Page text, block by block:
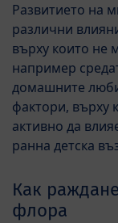
Развитието на
различни
върху които не
например
домашните
фактори, върху
активно да
ранна детска
Как
флора